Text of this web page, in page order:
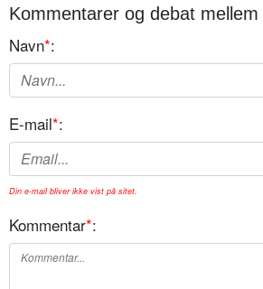
Kommentarer og debat
Navn*:
E-mail*:
Din e-mail bliver ikke vist på sitet.
Kommentar*: